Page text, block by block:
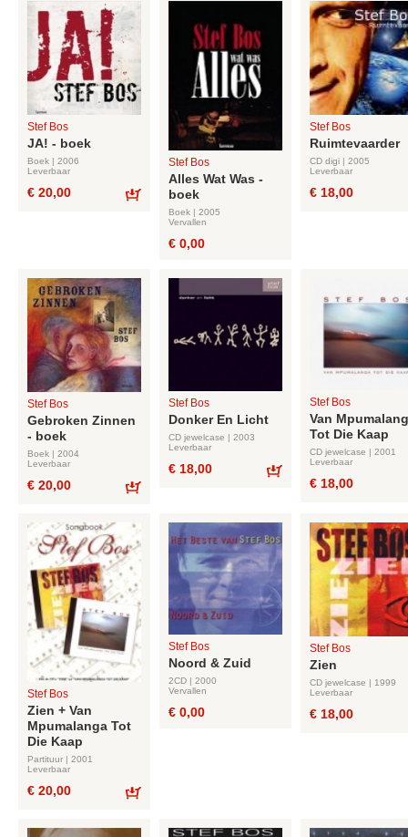
Stef Bos
JA! - boek
Boek | 2006
Leverbaar
€ 20,00
Stef Bos
Alles Wat Was -
boek
Boek | 2005
Vervallen
€ 0,00
Stef Bos
Ruimtevaarder
CD digi | 2005
Leverbaar
€ 18,00
Stef Bos
Gebroken Zinnen
- boek
Boek | 2004
Leverbaar
€ 20,00
Stef Bos
Donker En Licht
CD jewelcase | 2003
Leverbaar
€ 18,00
Stef Bos
Van
Tot Die Kaap
CD jewelcase | 2001
Leverbaar
€ 18,00
Stef Bos
Zien + Van
Mpumalanga Tot
Die Kaap
Partituur | 2001
Leverbaar
€ 20,00
Stef Bos
Noord & Zuid
2CD | 2000
Vervallen
€ 0,00
Stef Bos
Zien
CD jewelcase | 1999
Leverbaar
€ 18,00